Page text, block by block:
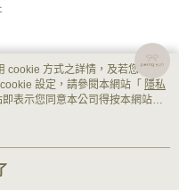
cookie 方式之詳情，及若您不希
設定，請參閱本網站「 隱私
表示您同意本公司得按本網站使